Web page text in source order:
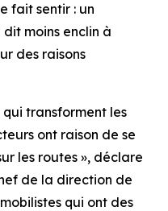
fait sentir : un
dit moins enclin à
des raisons
transforment les
ont raison de se
les routes », déclare
de la direction de
qui ont des